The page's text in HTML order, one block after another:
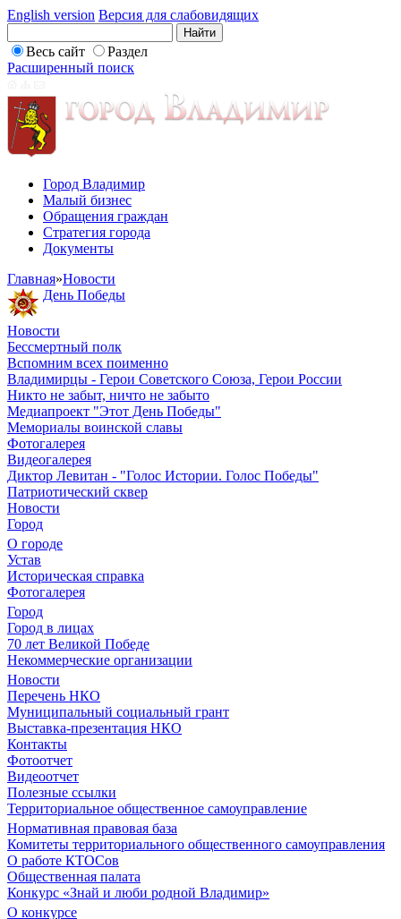
English version Версия для слабовидящих
Весь сайт
Раздел
Расширенный поиск
Город Владимир
Малый бизнес
Обращения граждан
Стратегия города
Документы
Главная»Новости
День Победы
Новости
Бессмертный полк
Вспомним всех поименно
Владимирцы - Герои Советского Союза, Герои России
Никто не забыт, ничто не забыто
Медиапроект "Этот День Победы"
Мемориалы воинской славы
Фотогалерея
Видеогалерея
Диктор Левитан - "Голос Истории. Голос Победы"
Патриотический сквер
Новости
Город
О городе
Устав
Историческая справка
Фотогалерея
Город
Город в лицах
70 лет Великой Победе
Некоммерческие организации
Новости
Перечень НКО
Муниципальный социальный грант
Выставка-презентация НКО
Контакты
Фотоотчет
Видеоотчет
Полезные ссылки
Территориальное общественное самоуправление
Нормативная правовая база
Комитеты территориального общественного самоуправления
О работе КТОСов
Общественная палата
Конкурс «Знай и люби родной Владимир»
О конкурсе